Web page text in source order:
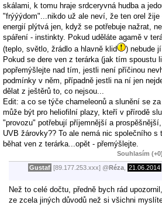
skálami, k tomu hraje srdceryvná hudba a
"frýýýdom"...nikdo už ale neví, že ten orel
energií plýtvá jen, když se potřebuje nažrat,
spáření - instinkty. Pokud uděláte agamě v
(teplo, světlo, žrádlo a hlavně klid
) nebude
Pokud se dere ven z terárka (jak tím spoustu
popřemýšlejte nad tím, jestli není příčinou
podmínky v něm, případně jestli na ní jen
dělat z ještěrů to, co nejsou...
Edit: a co se týče chameleonů a slunění se
může být pro heliofilní plazy, kteří v přírodě
"provozu" potřebují příjemnější a
UVB žárovky?? To ale nemá nic společního
běhat ven z terárka...opět - přemýšlejte.
Souhlasím (+0)
Gustaf [89.177.253.xxx] @Réza 21.06.2014
Než to celé dočtu, předně bych rád
ze zcela jiných důvodů než si všichni